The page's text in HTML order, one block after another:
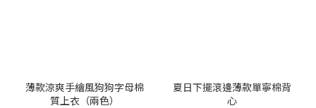
薄款涼爽手繪風狗狗字母棉
質上衣（兩色）
夏日下擺滾邊薄款單寧棉背
心